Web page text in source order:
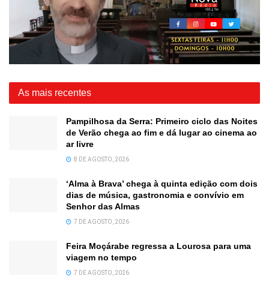
As mais recentes
Pampilhosa da Serra: Primeiro ciclo das Noites
de Verão chega ao fim e dá lugar ao cinema ao
ar livre
8 DE AGOSTO, 2026
‘Alma à Brava’ chega à quinta edição com dois
dias de música, gastronomia e convívio em
Senhor das Almas
7 DE AGOSTO, 2026
Feira Moçárabe regressa a Lourosa para uma
viagem no tempo
7 DE AGOSTO, 2026